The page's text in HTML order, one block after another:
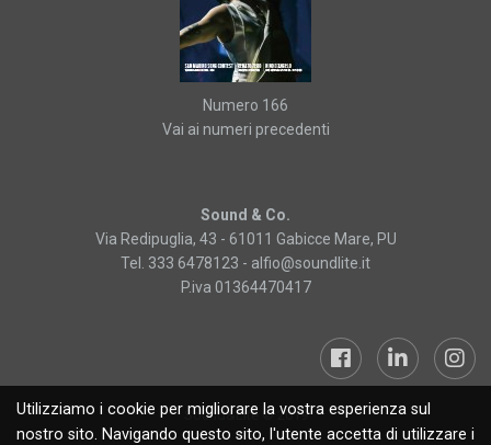
Utilizziamo i cookie per migliorare la vostra esperienza sul
nostro sito. Navigando questo sito, l'utente accetta di utilizzare i
Numero 166
Vai ai numeri precedenti
Sound & Co.
Via Redipuglia, 43 - 61011 Gabicce Mare, PU
Tel. 333 6478123 - alfio@soundlite.it
P.iva 01364470417
Sound&Lite © 2019